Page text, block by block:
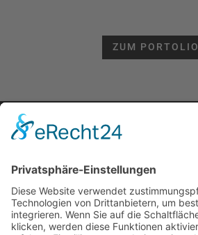
ZUM PORTOLIO
Alle Fotos © Christoph Gramann
ImpressumDatenschutz